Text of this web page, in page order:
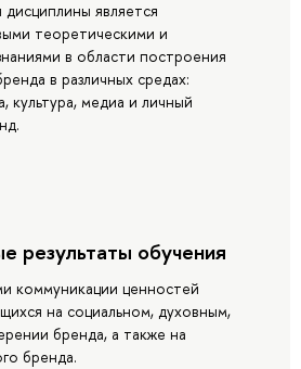
является
теоретическими и
в области построения
в различных средах:
культура, медиа и личный
результаты обучения
коммуникации ценностей
на социальном, духовным,
бренда, а также на
бренда.